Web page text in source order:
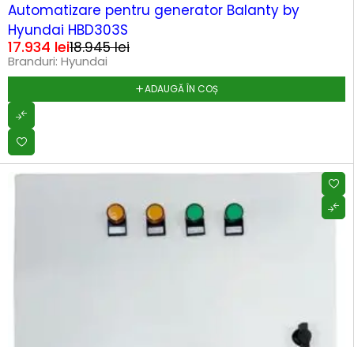
Automatizare pentru generator Balanty by
Hyundai HBD303S
18.945lei
17.934 lei
Branduri: Hyundai
ADAUGĂ ÎN COȘ